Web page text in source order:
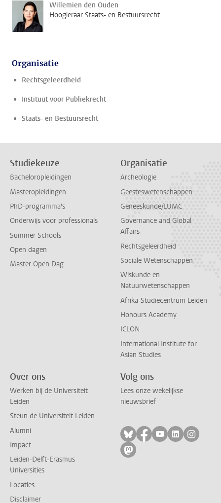
Willemien den Ouden
Hoogleraar Staats- en Bestuursrecht
Organisatie
Rechtsgeleerdheid
Instituut voor Publiekrecht
Staats- en Bestuursrecht
Studiekeuze
Bacheloropleidingen
Masteropleidingen
PhD-programma's
Onderwijs voor professionals
Summer Schools
Open dagen
Master Open Dag
Organisatie
Archeologie
Geesteswetenschappen
Geneeskunde/LUMC
Governance and Global
Affairs
Rechtsgeleerdheid
Sociale Wetenschappen
Wiskunde en
Natuurwetenschappen
Afrika-Studiecentrum Leiden
Honours Academy
ICLON
International Institute for
Asian Studies
Over ons
Werken bij de Universiteit
Leiden
Steun de Universiteit Leiden
Alumni
Impact
Leiden-Delft-Erasmus
Universities
Locaties
Disclaimer
Volg ons
Lees onze wekelijkse
nieuwsbrief
Volg ons op bluesky
Volg ons op
Volg ons op
Volg ons
Volg
Volg ons op mastodon